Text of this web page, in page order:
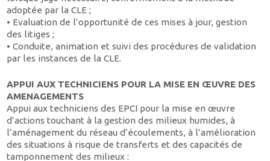
adoptée par la CLE ;
• Evaluation de l’opportunité de ces mises à jour, gestion
des litiges ;
• Conduite, animation et suivi des procédures de validation
par les instances de la CLE.
APPUI AUX TECHNICIENS POUR LA MISE EN ŒUVRE DES
AMENAGEMENTS
Appui aux techniciens des EPCI pour la mise en œuvre
d’actions touchant à la gestion des milieux humides, à
l’aménagement du réseau d’écoulements, à l’amélioration
des situations à risque de transferts et des capacités de
tamponnement des milieux :